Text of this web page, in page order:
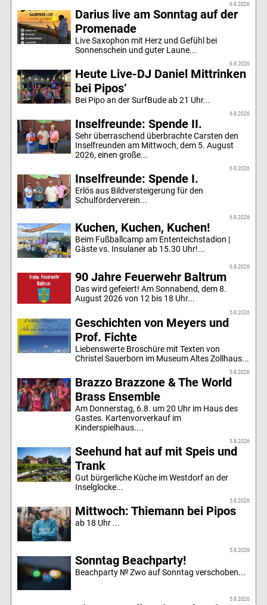
6.8.2026
Darius live am Sonntag auf der
Promenade
Live Saxophon mit Herz und Gefühl bei
Sonnenschein und guter Laune...
6.8.2026
Heute Live-DJ Daniel Mittrinken
bei Pipos‘
Bei Pipo an der SurfBude ab 21 Uhr...
6.8.2026
Inselfreunde: Spende II.
Sehr überraschend überbrachte Carsten den
Inselfreunden am Mittwoch, dem 5. August
2026, einen große...
6.8.2026
Inselfreunde: Spende I.
Erlös aus Bildversteigerung für den
Schulförderverein...
6.8.2026
Kuchen, Kuchen, Kuchen!
Beim Fußballcamp am Ententeichstadion |
Gäste vs. Insulaner ab 15.30 Uhr!...
6.8.2026
90 Jahre Feuerwehr Baltrum
Das wird gefeiert! Am Sonnabend, dem 8.
August 2026 von 12 bis 18 Uhr...
5.8.2026
Geschichten von Meyers und
Prof. Fichte
Liebenswerte Broschüre mit Texten von
Christel Sauerborn im Museum Altes Zollhaus...
5.8.2026
Brazzo Brazzone & The World
Brass Ensemble
Am Donnerstag, 6.8. um 20 Uhr im Haus des
Gastes. Kartenvorverkauf im
Kinderspielhaus....
5.8.2026
Seehund hat auf mit Speis und
Trank
Gut bürgerliche Küche im Westdorf an der
Inselglocke...
5.8.2026
Mittwoch: Thiemann bei Pipos
ab 18 Uhr ...
5.8.2026
Sonntag Beachparty!
Beachparty № Zwo auf Sonntag verschoben...
5.8.2026